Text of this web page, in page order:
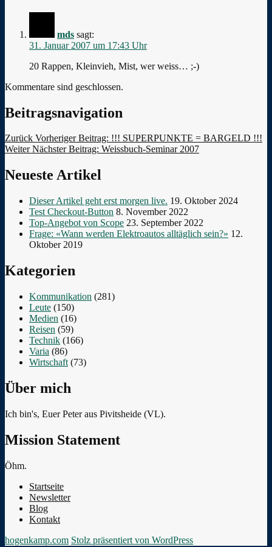
mds sagt:
31. Januar 2007 um 17:43 Uhr
20 Rappen, Kleinvieh, Mist, wer weiss… ;-)
Kommentare sind geschlossen.
Beitragsnavigation
Zurück Vorheriger Beitrag: !!! SUPERPUNKTE = BARGELD !!!
Weiter Nächster Beitrag: Weissbuch-Seminar 2007
Neueste Artikel
Dieser Artikel geht erst morgen live. 19. Oktober 2024
Test Checkout-Button 8. November 2022
Top-Angebot von Scope 23. September 2022
Frage: «Wann werden Elektroautos alltäglich sein?» 12.
Oktober 2019
Kategorien
Kommunikation (281)
Leute (150)
Medien (16)
Reisen (59)
Technik (166)
Varia (86)
Wirtschaft (73)
Über mich
Ich bin's, Euer Peter aus Pivitsheide (VL).
Mission Statement
Öhm.
Startseite
Newsletter
Blog
Kontakt
hogenkamp.com Stolz präsentiert von WordPress